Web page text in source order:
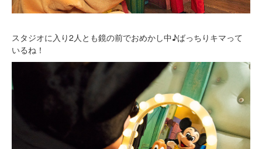
スタジオに入り2人とも鏡の前でおめかし中♪ばっちりキマって
いるね！